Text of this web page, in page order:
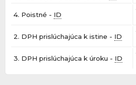
4. Poistné - ID
2. DPH prislúchajúca k istine - ID
3. DPH prislúchajúca k úroku - ID